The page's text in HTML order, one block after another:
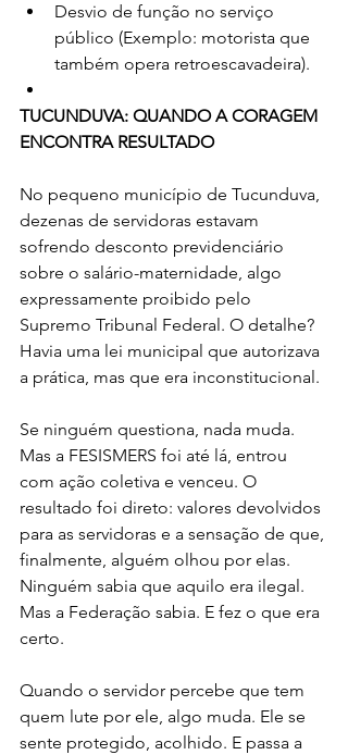
Desvio de função no serviço
público (Exemplo: motorista que
também opera retroescavadeira).
TUCUNDUVA: QUANDO A CORAGEM
ENCONTRA RESULTADO
No pequeno município de Tucunduva,
dezenas de servidoras estavam
sofrendo desconto previdenciário
sobre o salário-maternidade, algo
expressamente proibido pelo
Supremo Tribunal Federal. O detalhe?
Havia uma lei municipal que autorizava
a prática, mas que era inconstitucional.
Se ninguém questiona, nada muda.
Mas a FESISMERS foi até lá, entrou
com ação coletiva e venceu. O
resultado foi direto: valores devolvidos
para as servidoras e a sensação de que,
finalmente, alguém olhou por elas.
Ninguém sabia que aquilo era ilegal.
Mas a Federação sabia. E fez o que era
certo.
Quando o servidor percebe que tem
quem lute por ele, algo muda. Ele se
sente protegido, acolhido. E passa a